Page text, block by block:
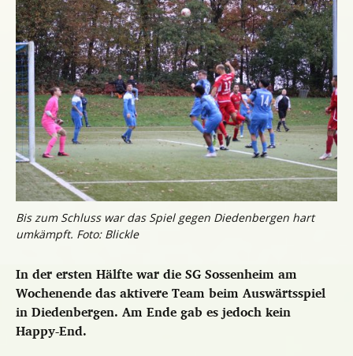
Bis zum Schluss war das Spiel gegen Diedenbergen hart
umkämpft. Foto: Blickle
In der ersten Hälfte war die SG Sossenheim am
Wochenende das aktivere Team beim Auswärtsspiel
in Diedenbergen. Am Ende gab es jedoch kein
Happy-End.